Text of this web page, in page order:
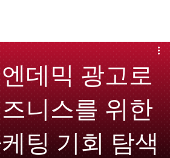
데믹 광고로
니스를 위한
팅 기회 탐색